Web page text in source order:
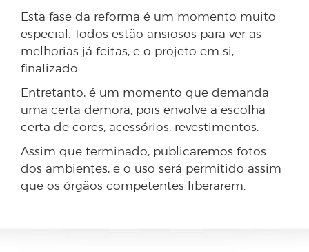
Esta fase da reforma é um momento muito
especial. Todos estão ansiosos para ver as
melhorias já feitas, e o projeto em si,
finalizado.
Entretanto, é um momento que demanda
uma certa demora, pois envolve a escolha
certa de cores, acessórios, revestimentos.
Assim que terminado, publicaremos fotos
dos ambientes, e o uso será permitido assim
que os órgãos competentes liberarem.